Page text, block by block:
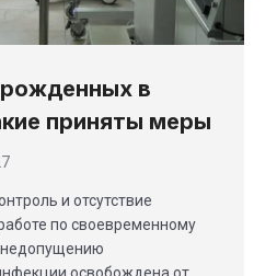
в
приняты меры
и отсутствие
по своевременному